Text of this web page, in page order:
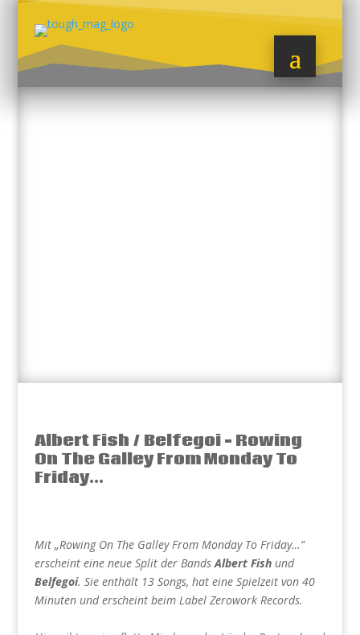
Albert Fish / Belfegoi – Rowing
On The Galley From Monday To
Friday…
Mit „Rowing On The Galley From Monday To Friday…“
erscheint eine neue Split der BandsAlbert Fishund
Belfegoi. Sie enthält 13 Songs, hat eine Spielzeit von 40
Minuten und erscheint beim Label Zerowork Records.